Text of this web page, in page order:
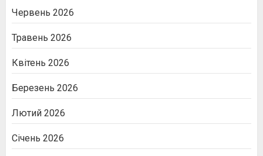
Червень 2026
Травень 2026
Квітень 2026
Березень 2026
Лютий 2026
Січень 2026